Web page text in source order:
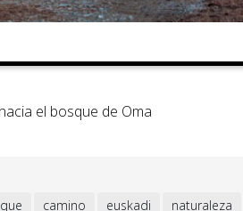
el bosque de Oma
camino euskadi naturaleza